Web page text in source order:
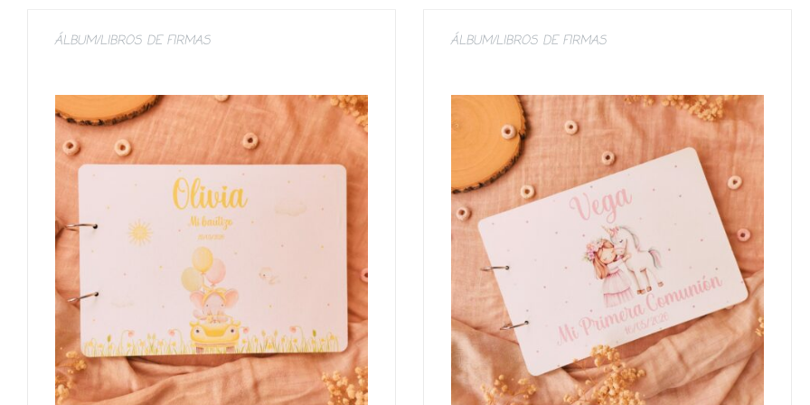
ÁLBUM/LIBROS DE FIRMAS ÁLBUM/LIBROS DE FIRMAS